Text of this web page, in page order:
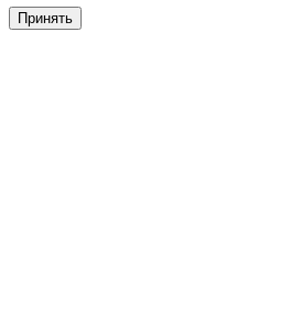
Принять